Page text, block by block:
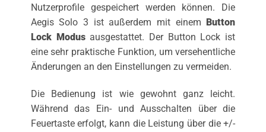
Nutzerprofile gespeichert werden können. Die
Aegis Solo 3 ist außerdem mit einem
Button
Lock Modus ausgestattet. Der Button Lock ist
eine sehr praktische Funktion, um versehentliche
Änderungen an den Einstellungen zu vermeiden.
Die Bedienung ist wie gewohnt ganz leicht.
Während das Ein- und Ausschalten über die
Feuertaste erfolgt, kann die Leistung über die +/-